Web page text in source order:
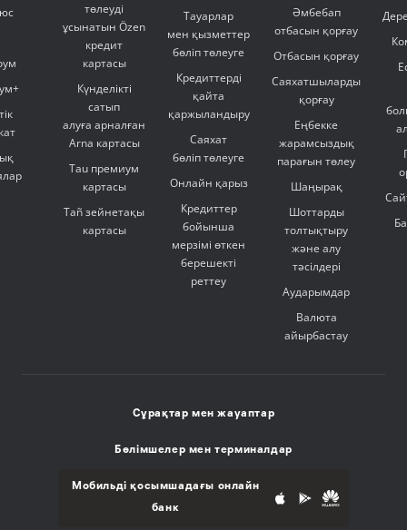
төлеуді
ұсынатын Özen
кредит
картасы
Күнделікті
сатып
алуға арналған
Arna картасы
Tau премиум
картасы
Tañ зейнетақы
картасы
Тауарлар
мен қызметтер
бөліп төлеуге
Кредиттерді
қайта
қаржыландыру
Саяхат
бөліп төлеуге
Онлайн қарыз
Кредиттер
бойынша
мерзімі өткен
берешекті
реттеу
Әмбебап
отбасын қорғау
Отбасын қорғау
Саяхатшыларды
қорғау
Еңбекке
жарамсыздық
парағын төлеу
Шаңырақ
Шоттарды
толтықтыру
және алу
тәсілдері
Аударымдар
Валюта
айырбастау
Сұрақтар мен жауаптар
Бөлімшелер мен терминалдар
Мобильді қосымшадағы онлайн
банк